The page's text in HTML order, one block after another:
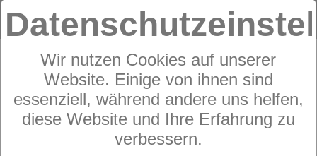
Wir nutzen Cookies auf unserer
Website. Einige von ihnen sind
essenziell, während andere uns helfen,
diese Website und Ihre Erfahrung zu
verbessern.
Produkte Kopfkissen Sympathica 5 Produkte
Sympathica